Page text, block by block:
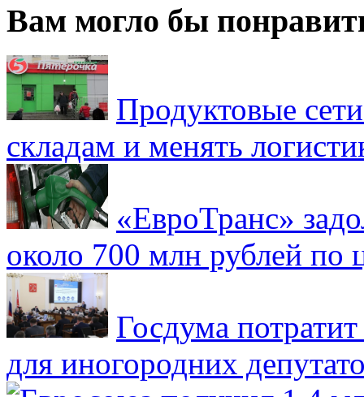
Вам могло бы
Продуктовые
складам и менять
«ЕвроТранс»
около 700 млн рублей
Госдума
для иногородних